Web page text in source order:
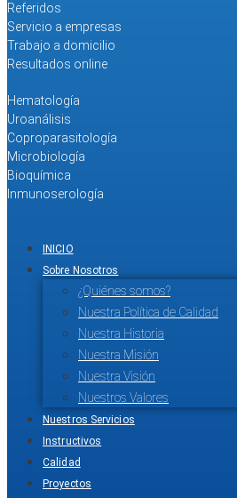
Referidos
Servicio a empresas
Trabajo a domicilio
Resultados online
Hematología
Uroanálisis
Coproparasitología
Microbiología
Bioquímica
Inmunoserología
INICIO
Sobre Nosotros
¿Quiénes somos?
Nuestra Política de Calidad
Nuestra Historia
Nuestra Misión
Nuestra Visión
Nuestros Valores
Nuestros Servicios
Instructivos
Calidad
Proyectos